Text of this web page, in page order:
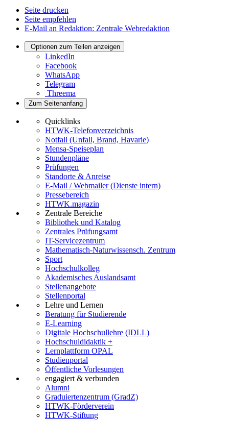
Seite drucken
Seite empfehlen
E-Mail an Redaktion: Zentrale Webredaktion
Optionen zum Teilen anzeigen
LinkedIn
Facebook
WhatsApp
Telegram
Threema
Zum Seitenanfang
Quicklinks
HTWK-Telefonverzeichnis
Notfall (Unfall, Brand, Havarie)
Mensa-Speiseplan
Stundenpläne
Prüfungen
Standorte & Anreise
E-Mail / Webmailer (Dienste intern)
Pressebereich
HTWK.magazin
Zentrale Bereiche
Bibliothek und Katalog
Zentrales Prüfungsamt
IT-Servicezentrum
Mathematisch-Naturwissensch. Zentrum
Sport
Hochschulkolleg
Akademisches Auslandsamt
Stellenangebote
Stellenportal
Lehre und Lernen
Beratung für Studierende
E-Learning
Digitale Hochschullehre (IDLL)
Hochschuldidaktik +
Lernplattform OPAL
Studienportal
Öffentliche Vorlesungen
engagiert & verbunden
Alumni
Graduiertenzentrum (GradZ)
HTWK-Förderverein
HTWK-Stiftung